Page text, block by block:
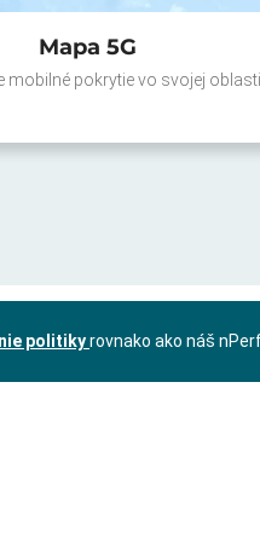
Mapa 5G
mobilné pokrytie vo svojej oblasti
politikyrovnako ako náš